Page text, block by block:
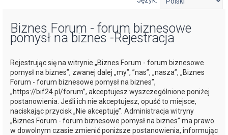
Biznes Forum - forum biznesowe
pomysł na biznes -Rejestracja
Rejestrując się na witrynie „Biznes Forum - forum biznesowe
pomysł na biznes”, zwanej dalej „my”, ”nas”, „nasza”, „Biznes
Forum - forum biznesowe pomysł na biznes”,
„https://bif24.pl/forum”, akceptujesz wyszczególnione poniżej
postanowienia. Jeśli ich nie akceptujesz, opuść to miejsce,
naciskając przycisk „Nie akceptuję”. Administracja witryny
„Biznes Forum - forum biznesowe pomysł na biznes” ma prawo
w dowolnym czasie zmienić poniższe postanowienia, informując